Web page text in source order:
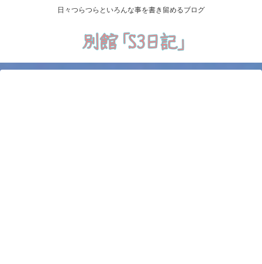
日々つらつらといろんな事を書き留めるブログ